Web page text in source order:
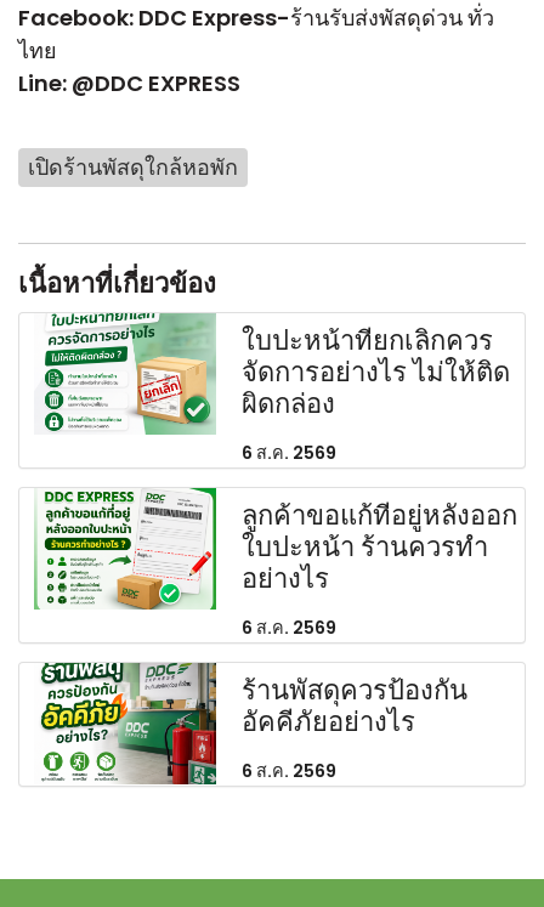
Facebook: DDC Express-ร้านรับส่งพัสดุด่วน ทั่ว
ไทย
Line: @DDC EXPRESS
เปิดร้านพัสดุใกล้หอพัก
เนื้อหาที่เกี่ยวข้อง
ใบปะหน้าที่ยกเลิกควร
จัดการอย่างไร ไม่ให้ติด
ผิดกล่อง
6 ส.ค. 2569
ลูกค้าขอแก้ที่อยู่หลังออก
ใบปะหน้า ร้านควรทำ
อย่างไร
6 ส.ค. 2569
ร้านพัสดุควรป้องกัน
อัคคีภัยอย่างไร
6 ส.ค. 2569